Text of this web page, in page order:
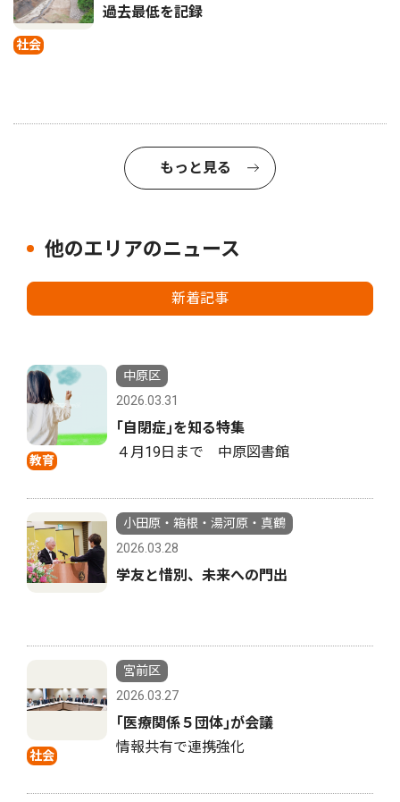
社会
過去最低を記録
もっと見る
他のエリアのニュース
新着記事
教育
中原区
2026.03.31
｢自閉症｣を知る特集
４月19日まで 中原図書館
小田原・箱根・湯河原・真鶴
2026.03.28
学友と惜別、未来への門出
社会
宮前区
2026.03.27
｢医療関係５団体｣が会議
情報共有で連携強化